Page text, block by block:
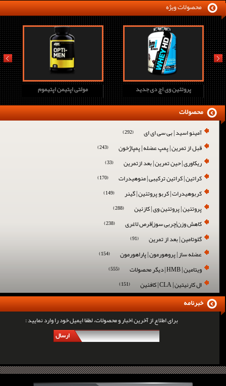
محصولات ویژه
مولتی اپتیمن اپتیموم پروتئین وی اچ دی جدید
prev next
آمینو اسید | بی سی ای ای (292)
قبل از تمرین | پمپ عضله | پمپاژخون (243)
ریکاوری | حین تمرین | بعد ازتمرین (33)
کراتین | کراتین ترکیبی | منوهیدرات (170)
کربوهیدرات | کربو پروتئین | گینر (149)
پروتئین | پروتئین وی | کازئین (288)
کاهش وزن|چربی سوز|قرص لاغری (238)
گلوتامین | بعد از تمرین (91)
عضله ساز | پروهورمون | پاراهورمون (154)
ویتامین | HMB | دیگر محصولات (555)
ال کارنیتین | CLA | کافئین (151)
محصولات
برای اطلاع از آخرین اخبار و محصولات، لطفا ایمیل خود را وارد نمایید :
ارسال
خبرنامه